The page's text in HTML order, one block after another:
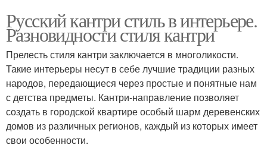
Русский кантри стиль в интерьере.
Разновидности стиля кантри
Прелесть стиля кантри заключается в многоликости.
Такие интерьеры несут в себе лучшие традиции разных
народов, передающиеся через простые и понятные нам
с детства предметы. Кантри-направление позволяет
создать в городской квартире особый шарм деревенских
домов из различных регионов, каждый из которых имеет
свои особенности.